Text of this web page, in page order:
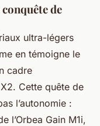
de
ultra-légers
en témoigne le
cadre
Cette quête de
l’autonomie :
l’Orbea Gain M1i,